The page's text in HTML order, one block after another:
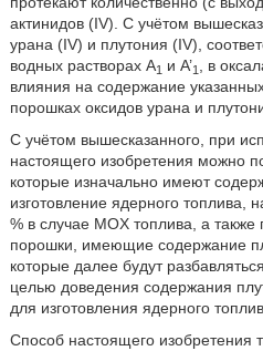
актинидов (IV). С учётом
урана (IV) и плутония (IV),
водных растворах A1 и A’1
, в
влияния на содержание
порошках оксидов урана и
С учётом вышесказанного, при
настоящего изобретения можно
которые изначально имеют
изготовление ядерного
% в случае MOX топлива, а
порошки, имеющие содержание
которые далее будут
целью доведения содержания
для изготовления ядерного
Способ настоящего изобретения